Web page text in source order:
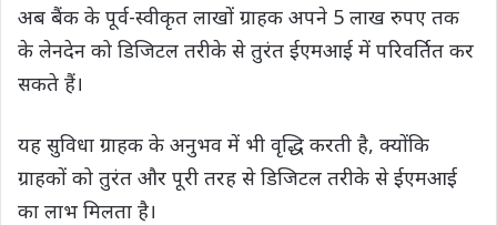
अब बैंक के पूर्व-स्वीकृत लाखों ग्राहक अपने 5 लाख रुपए तक
के लेनदेन को डिजिटल तरीके से तुरंत ईएमआई में परिवर्तित कर
सकते हैं।
यह सुविधा ग्राहक के अनुभव में भी वृद्धि करती है, क्योंकि
ग्राहकों को तुरंत और पूरी तरह से डिजिटल तरीके से ईएमआई
का लाभ मिलता है।